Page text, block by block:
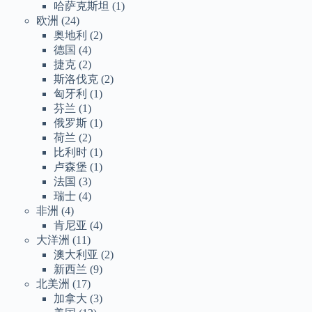
哈萨克斯坦 (1)
欧洲 (24)
奥地利 (2)
德国 (4)
捷克 (2)
斯洛伐克 (2)
匈牙利 (1)
芬兰 (1)
俄罗斯 (1)
荷兰 (2)
比利时 (1)
卢森堡 (1)
法国 (3)
瑞士 (4)
非洲 (4)
肯尼亚 (4)
大洋洲 (11)
澳大利亚 (2)
新西兰 (9)
北美洲 (17)
加拿大 (3)